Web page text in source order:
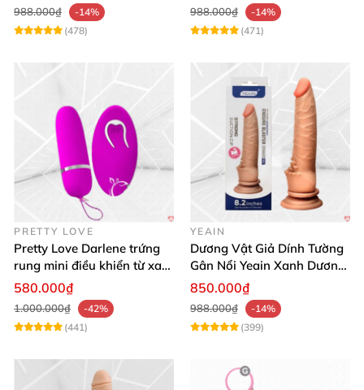
988.000₫
-14%
(478)
988.000₫
-14%
(471)
PRETTY LOVE
Pretty Love Darlene trứng
rung mini điều khiển từ xa
12 chế độ rung mạnh
580.000₫
1.000.000₫
-42%
(441)
YEAIN
Dương Vật Giả Dính Tường
Gân Nổi Yeain Xanh Dương
8.2 Siêu Thật
850.000₫
988.000₫
-14%
(399)